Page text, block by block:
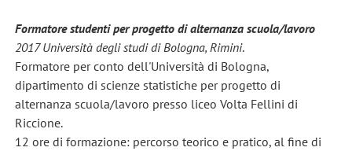
Formatore studenti per progetto di alternanza scuola/lavoro
2017 Università degli studi di Bologna, Rimini.
Formatore per conto dell'Università di Bologna,
dipartimento di scienze statistiche per progetto di
alternanza scuola/lavoro presso liceo Volta Fellini di
Riccione.
12 ore di formazione: percorso teorico e pratico, al fine di